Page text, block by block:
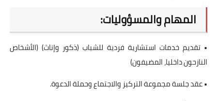
المهام والمسؤوليات:
• تقديم خدمات استشارية فردية للشباب (ذكور وإناث) (الأشخاص
النازحون داخليا، المضيفون)
• عقد جلسة مجموعة التركيز والاجتماع وحملة الدعوة.